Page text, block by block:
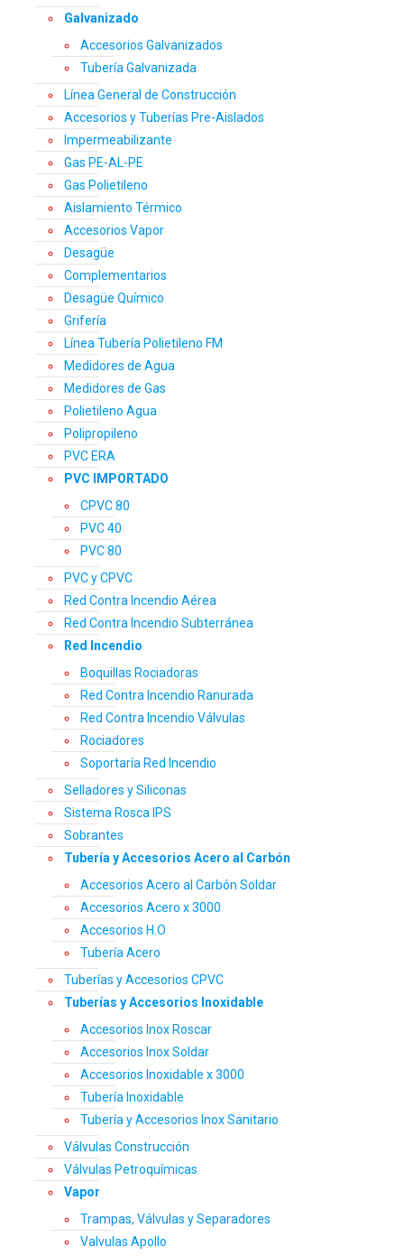
Galvanizado
Accesorios Galvanizados
Tubería Galvanizada
Línea General de Construcción
Accesorios y Tuberías Pre-Aislados
Impermeabilizante
Gas PE-AL-PE
Gas Polietileno
Aislamiento Térmico
Accesorios Vapor
Desagüe
Complementarios
Desagüe Químico
Grifería
Línea Tubería Polietileno FM
Medidores de Agua
Medidores de Gas
Polietileno Agua
Polipropileno
PVC ERA
PVC IMPORTADO
CPVC 80
PVC 40
PVC 80
PVC y CPVC
Red Contra Incendio Aérea
Red Contra Incendio Subterránea
Red Incendio
Boquillas Rociadoras
Red Contra Incendio Ranurada
Red Contra Incendio Válvulas
Rociadores
Soportaría Red Incendio
Selladores y Siliconas
Sistema Rosca IPS
Sobrantes
Tubería y Accesorios Acero al Carbón
Accesorios Acero al Carbón Soldar
Accesorios Acero x 3000
Accesorios H.O
Tubería Acero
Tuberías y Accesorios CPVC
Tuberías y Accesorios Inoxidable
Accesorios Inox Roscar
Accesorios Inox Soldar
Accesorios Inoxidable x 3000
Tubería Inoxidable
Tubería y Accesorios Inox Sanitario
Válvulas Construcción
Válvulas Petroquímicas
Vapor
Trampas, Válvulas y Separadores
Valvulas Apollo